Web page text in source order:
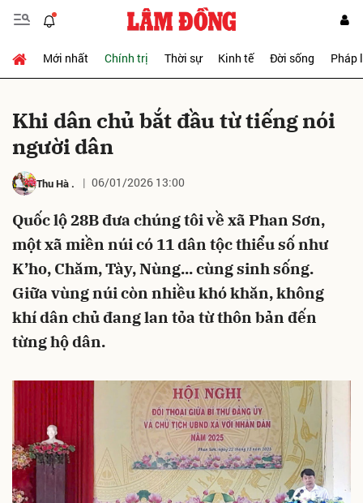
Mới nhất Chính trị Thời sự Kinh tế Đời sống Pháp
Khi dân chủ bắt đầu từ tiếng nói
người dân
Thu Hà . 06/01/2026 13:00
Quốc lộ 28B đưa chúng tôi về xã Phan Sơn,
một xã miền núi có 11 dân tộc thiểu số như
K’ho, Chăm, Tày, Nùng... cùng sinh sống.
Giữa vùng núi còn nhiều khó khăn, không
khí dân chủ đang lan tỏa từ thôn bản đến
từng hộ dân.
Gửi bình luận
Hủy Gửi